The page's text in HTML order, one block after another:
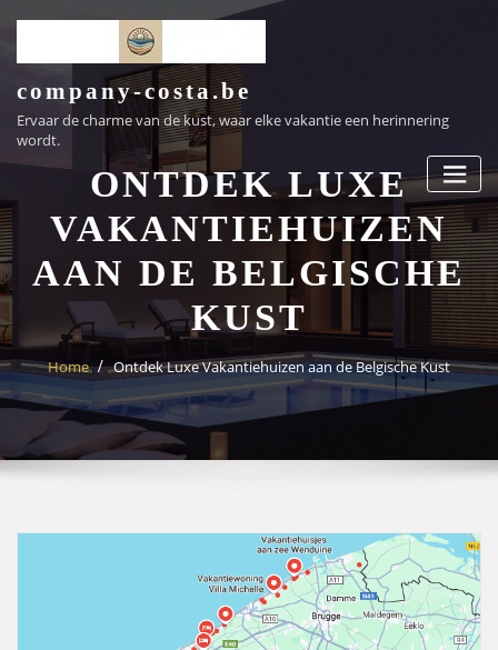
inhoud
company-costa.be
Ervaar de charme van de kust, waar elke vakantie een herinnering
wordt.
ONTDEK LUXE
VAKANTIEHUIZEN
AAN DE BELGISCHE
KUST
Home Ontdek Luxe Vakantiehuizen aan de Belgische Kust